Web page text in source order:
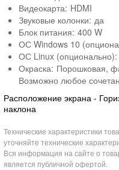
Видеокарта: HDMI
Звуковые колонки: да
Блок питания: 400 W
ОС Windows 10
ОС Linux (опционально):
Окраска: Порошковая,
Возможно любое
Расположение экрана -
наклона
Технические характеристики
уточняйте технические
Вся информация на сайте о
является публичной офертой.